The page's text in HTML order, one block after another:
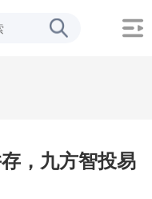
，九方智投易